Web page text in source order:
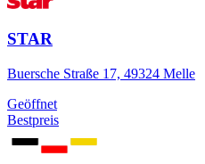
STAR
Buersche Straße 17, 49324 Melle
Geöffnet
Bestpreis